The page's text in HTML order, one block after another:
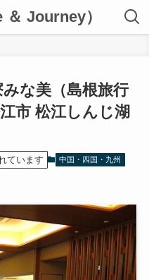
Journey）
な美（島根旅行
市 松江しんじ湖
ています 中国・四国・九州